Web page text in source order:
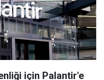
için Palantir'e